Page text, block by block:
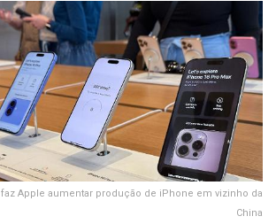
Apple aumentar produção de iPhone em vizinho da
China